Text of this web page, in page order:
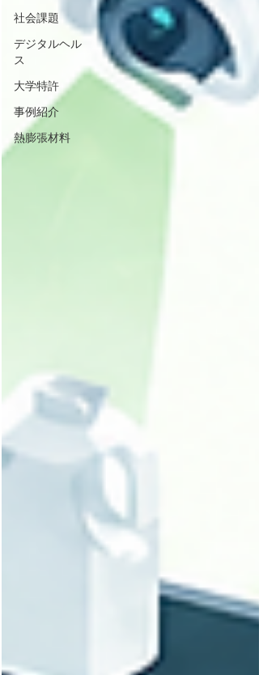
社会課題
デジタルヘル
ス
大学特許
事例紹介
熱膨張材料